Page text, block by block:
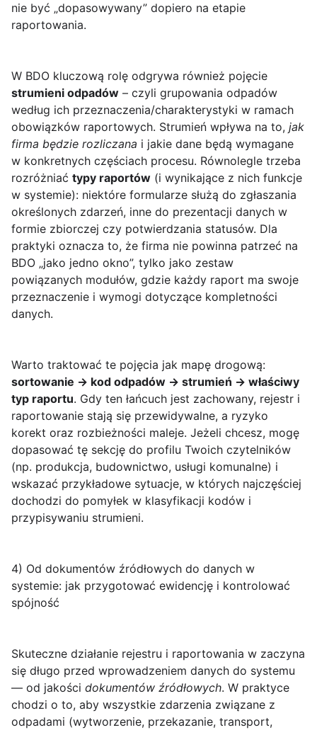
nie być „dopasowywany” dopiero na etapie
raportowania.
W BDO kluczową rolę odgrywa również pojęcie
strumieni odpadów – czyli grupowania odpadów
według ich przeznaczenia/charakterystyki w ramach
obowiązków raportowych. Strumień wpływa na to, jak
firma będzie rozliczana i jakie dane będą wymagane
w konkretnych częściach procesu. Równolegle trzeba
rozróżniać typy raportów (i wynikające z nich funkcje
w systemie): niektóre formularze służą do zgłaszania
określonych zdarzeń, inne do prezentacji danych w
formie zbiorczej czy potwierdzania statusów. Dla
praktyki oznacza to, że firma nie powinna patrzeć na
BDO „jako jedno okno”, tylko jako zestaw
powiązanych modułów, gdzie każdy raport ma swoje
przeznaczenie i wymogi dotyczące kompletności
danych.
Warto traktować te pojęcia jak mapę drogową:
sortowanie → kod odpadów → strumień → właściwy
typ raportu. Gdy ten łańcuch jest zachowany, rejestr i
raportowanie stają się przewidywalne, a ryzyko
korekt oraz rozbieżności maleje. Jeżeli chcesz, mogę
dopasować tę sekcję do profilu Twoich czytelników
(np. produkcja, budownictwo, usługi komunalne) i
wskazać przykładowe sytuacje, w których najczęściej
dochodzi do pomyłek w klasyfikacji kodów i
przypisywaniu strumieni.
4) Od dokumentów źródłowych do danych w
systemie: jak przygotować ewidencję i kontrolować
spójność
Skuteczne działanie rejestru i raportowania w zaczyna
się długo przed wprowadzeniem danych do systemu
— od jakości dokumentów źródłowych. W praktyce
chodzi o to, aby wszystkie zdarzenia związane z
odpadami (wytworzenie, przekazanie, transport,